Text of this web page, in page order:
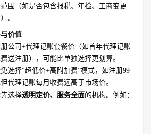
围（如是否包含报税、年检、工商变更
。
价值
册公司+代理记账套餐价（如首年代理记账
送注册），可能比单独选择更划算。
选择“超低价+高附加费”模式，如注册99
代理记账每月收费远高于市场价。
选择透明定价、服务全面的机构。例如：